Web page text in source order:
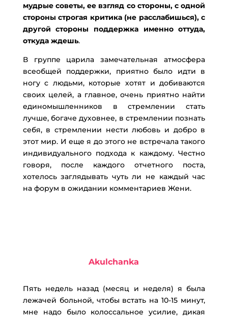
мудрые советы, ее взгляд со стороны, с одной
стороны строгая критика (не расслабишься), с
другой стороны поддержка именно оттуда,
откуда ждешь.
В группе царила замечательная атмосфера
всеобщей поддержки, приятно было идти в
ногу с людьми, которые хотят и добиваются
своих целей, а главное, очень приятно найти
единомышленников в стремлении стать
лучше, богаче духовнее, в стремлении познать
себя, в стремлении нести любовь и добро в
этот мир. И еще я до этого не встречала такого
индивидуального подхода к каждому. Честно
говоря, после каждого отчетного поста,
хотелось заглядывать чуть ли не каждый час
на форум в ожидании комментариев Жени.
Akulchanka
Пять недель назад (месяц и неделя) я была
лежачей больной, чтобы встать на 10-15 минут,
мне надо было колоссальное усилие, дикая